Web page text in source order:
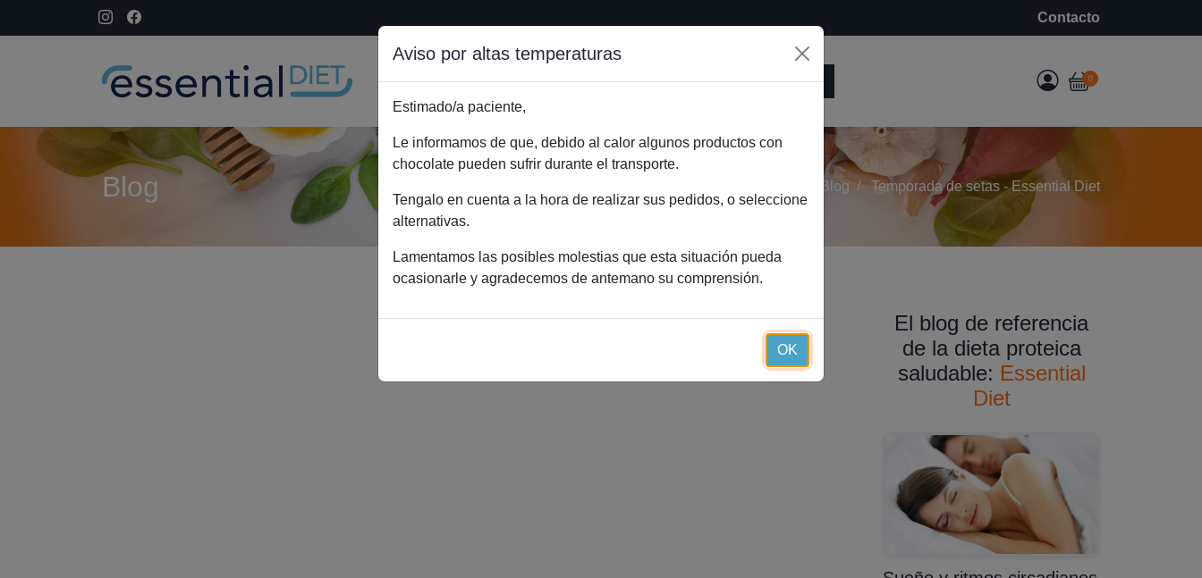
Contacto
Inicio Método Essential Blog Tienda online 0
Blog Blog Temporada de setas - Essential Diet
El blog de referencia
de la dieta proteica
saludable: Essential
Diet
Aviso por altas temperaturas
Estimado/a paciente,
Le informamos de que, debido al calor algunos productos con
chocolate pueden sufrir durante el transporte.
Tengalo en cuenta a la hora de realizar sus pedidos, o seleccione
alternativas.
Lamentamos las posibles molestias que esta situación pueda
ocasionarle y agradecemos de antemano su comprensión.
OK